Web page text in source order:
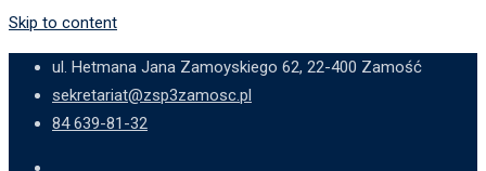
Skip to content
ul. Hetmana Jana Zamoyskiego 62, 22-400 Zamość
sekretariat@zsp3zamosc.pl
84 639-81-32